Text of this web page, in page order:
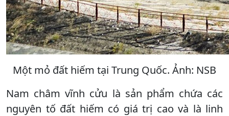
Một mỏ đất hiếm tại Trung Quốc. Ảnh: NSB
Nam châm vĩnh cửu là sản phẩm chứa các
nguyên tố đất hiếm có giá trị cao và là linh